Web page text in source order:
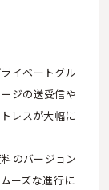
イベートグル
ジの送受信や
レスが大幅に
のバージョン
ーズな進行に